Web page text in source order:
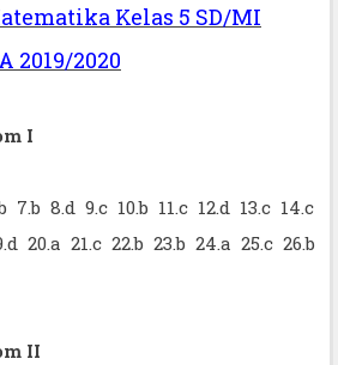
Kelas 5 SD/MI
2019/2020
I
7.b 8.d 9.c 10.b 11.c 12.d 13.c 14.c
20.a 21.c 22.b 23.b 24.a 25.c 26.b
II